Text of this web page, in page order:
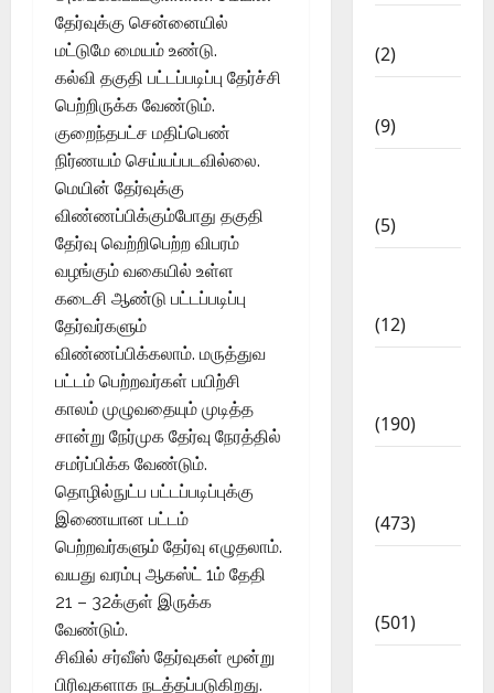
தேர்வுக்கு சென்னையில்
மட்டுமே மையம் உண்டு.
கல்வி தகுதி பட்டப்படிப்பு தேர்ச்சி
பெற்றிருக்க வேண்டும்.
குறைந்தபட்ச மதிப்பெண்
நிர்ணயம் செய்யப்படவில்லை.
மெயின் தேர்வுக்கு
விண்ணப்பிக்கும்போது தகுதி
தேர்வு வெற்றிபெற்ற விபரம்
வழங்கும் வகையில் உள்ள
கடைசி ஆண்டு பட்டப்படிப்பு
தேர்வர்களும்
விண்ணப்பிக்கலாம். மருத்துவ
பட்டம் பெற்றவர்கள் பயிற்சி
காலம் முழுவதையும் முடித்த
சான்று நேர்முக தேர்வு நேரத்தில்
சமர்ப்பிக்க வேண்டும்.
தொழில்நுட்ப பட்டப்படிப்புக்கு
இணையான பட்டம்
பெற்றவர்களும் தேர்வு எழுதலாம்.
வயது வரம்பு ஆகஸ்ட் 1ம் தேதி
21 – 32க்குள் இருக்க
வேண்டும்.
சிவில் சர்வீஸ் தேர்வுகள் மூன்று
பிரிவுகளாக நடத்தப்படுகிறது.
(2)
(9)
(5)
(12)
(190)
(473)
(501)